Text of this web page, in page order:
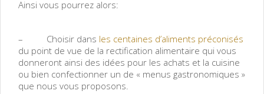
Ainsi vous pourrez alors:
– Choisir dans les centaines d’aliments préconisés
du point de vue de la rectification alimentaire qui vous
donneront ainsi des idées pour les achats et la cuisine
ou bien confectionner un de « menus gastronomiques »
que nous vous proposons.